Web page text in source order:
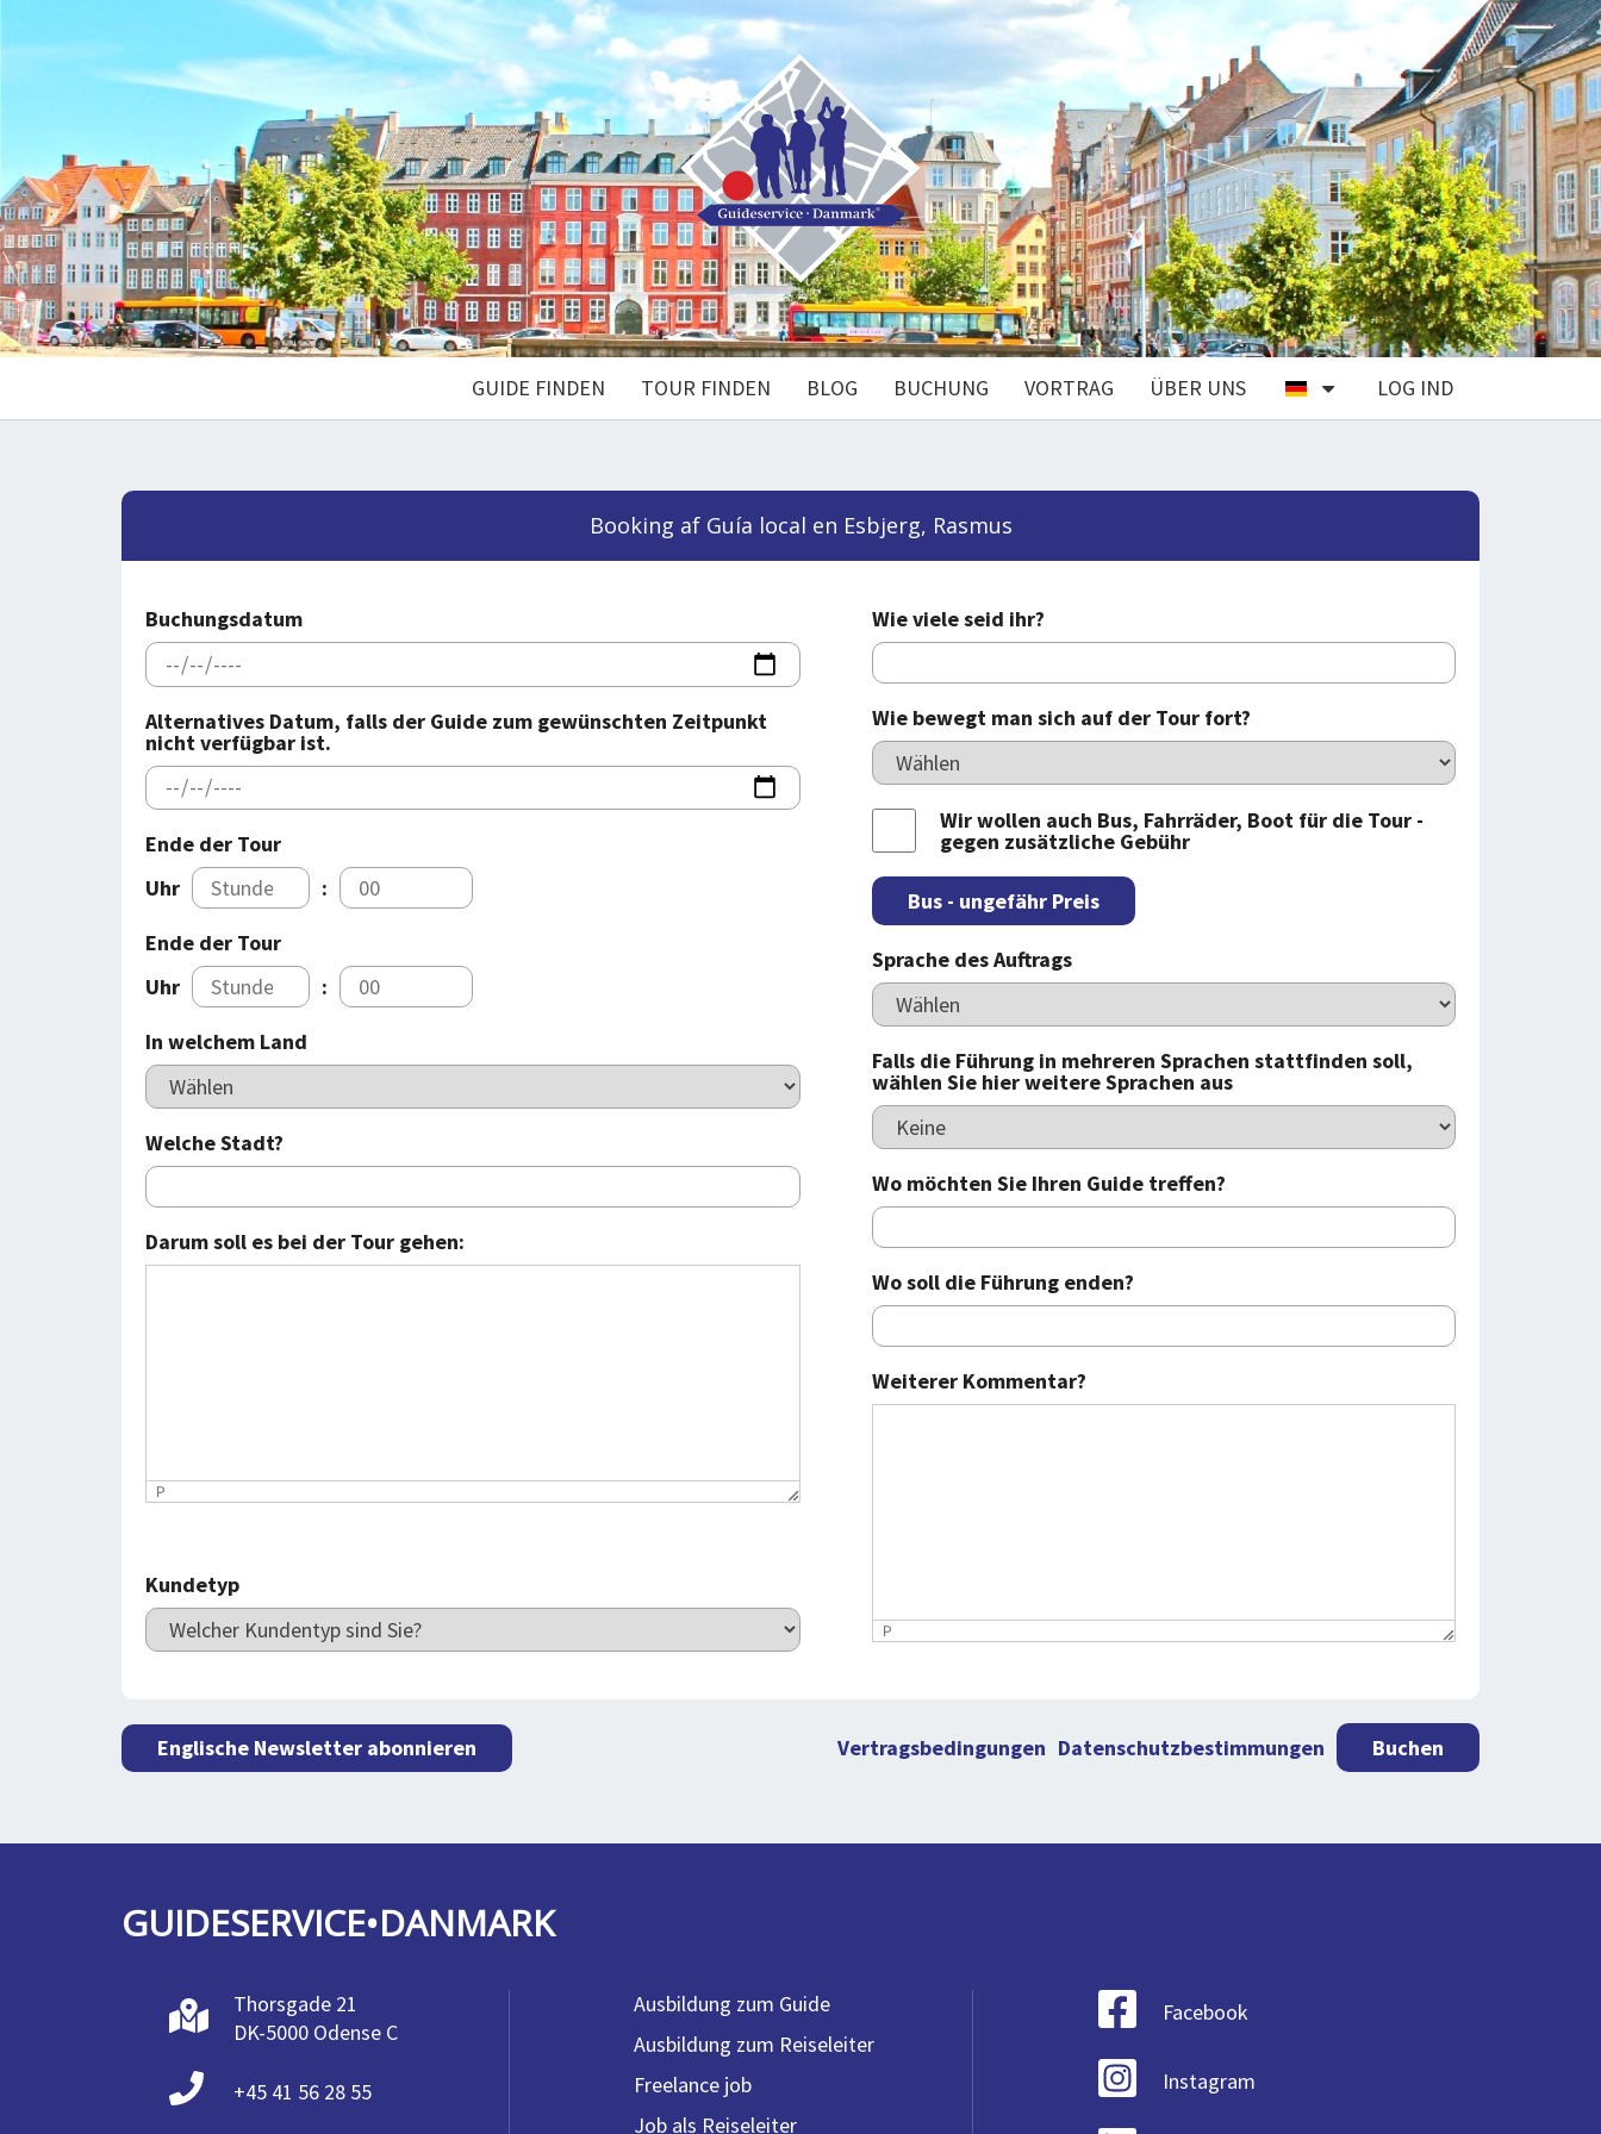
GUIDE FINDEN TOUR FINDEN BLOG BUCHUNG VORTRAG ÜBER UNS LOG IND
Booking af Guía local en Esbjerg, Rasmus
Buchungsdatum
Alternatives Datum, falls der Guide zum gewünschten Zeitpunkt
nicht verfügbar ist.
Ende der Tour
Uhr
:
Ende der Tour
Uhr
:
In welchem Land
Welche Stadt?
Darum soll es bei der Tour gehen:
P
Kundetyp
Wie viele seid ihr?
Wie bewegt man sich auf der Tour fort?
Wir wollen auch Bus, Fahrräder, Boot für die Tour -
gegen zusätzliche Gebühr
Bus - ungefähr Preis
Sprache des Auftrags
Falls die Führung in mehreren Sprachen stattfinden soll,
wählen Sie hier weitere Sprachen aus
Wo möchten Sie Ihren Guide treffen?
Wo soll die Führung enden?
Weiterer Kommentar?
P
Englische Newsletter abonnieren Vertragsbedingungen Datenschutzbestimmungen Buchen
GUIDESERVICE•DANMARK
Thorsgade 21
DK-5000 Odense C
+45 41 56 28 55
Ausbildung zum Guide
Ausbildung zum Reiseleiter
Freelance job
Job als Reiseleiter
Facebook
Instagram